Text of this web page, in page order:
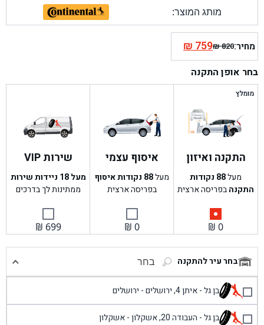
מותג המוצר:
מחיר: ₪820
המחיר
המקורי
היה:
₪759המחיר
הנוכחי
הוא:
בחר אופן התקנה
מומלץ
התקנה ואיזון
מעל88 נקודות
התקנהבפריסה ארצית
₪ 0
איסוף עצמי
מעל88 נקודות איסוף
בפריסה ארצית
₪ 0
שירות VIP
מעל 18 ניידות שירות
ממתינות לך בדרכים
₪ 699
בחר עיר להתקנה בחר
בן גל - איתן 4, ירושלים - ירושלים
בן גל - העבודה 20, אשקלון - אשקלון